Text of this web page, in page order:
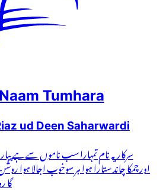
Tumhara
ud Deen Saharwardi
سرکار یہ نام تمہارا سب ناموں سےہے
اورچمکا چاند ستارا ہوا ہر سوخوب اجالا ہوا
گا